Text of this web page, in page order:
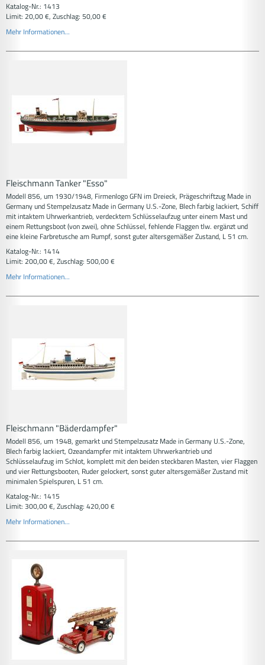
Katalog-Nr.: 1413
Limit: 20,00 €, Zuschlag: 50,00 €
Mehr Informationen...
Fleischmann Tanker "Esso"
Modell 856, um 1930/1948, Firmenlogo GFN im Dreieck, Prägeschriftzug Made in
Germany und Stempelzusatz Made in Germany U.S.-Zone, Blech farbig lackiert, Schiff
mit intaktem Uhrwerkantrieb, verdecktem Schlüsselaufzug unter einem Mast und
einem Rettungsboot (von zwei), ohne Schlüssel, fehlende Flaggen tlw. ergänzt und
eine kleine Farbretusche am Rumpf, sonst guter altersgemäßer Zustand, L 51 cm.
Katalog-Nr.: 1414
Limit: 200,00 €, Zuschlag: 500,00 €
Mehr Informationen...
Fleischmann "Bäderdampfer"
Modell 856, um 1948, gemarkt und Stempelzusatz Made in Germany U.S.-Zone,
Blech farbig lackiert, Ozeandampfer mit intaktem Uhrwerkantrieb und
Schlüsselaufzug im Schlot, komplett mit den beiden steckbaren Masten, vier Flaggen
und vier Rettungsbooten, Ruder gelockert, sonst guter altersgemäßer Zustand mit
minimalen Spielspuren, L 51 cm.
Katalog-Nr.: 1415
Limit: 300,00 €, Zuschlag: 420,00 €
Mehr Informationen...